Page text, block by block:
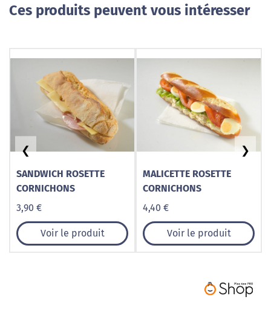
Ces produits peuvent vous intéresser
SANDWICH ROSETTE
CORNICHONS
3,90 €
Voir le produit
MALICETTE ROSETTE
CORNICHONS
4,40 €
Voir le produit
❮ ❯